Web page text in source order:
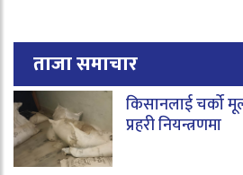
ताजा समाचार
किसानलाई चर्को
प्रहरी नियन्त्रणमा